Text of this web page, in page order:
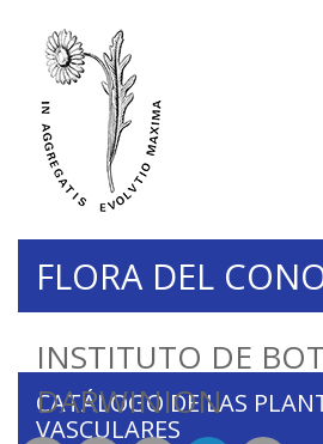
INSTITUTO DE
DARWINION
FLORA DEL
CATÁLOGO DE LAS
VASCULARES